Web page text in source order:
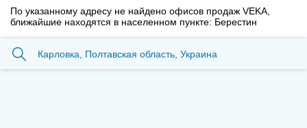
По указанному адресу не найдено офисов продаж VEKA,
ближайшие находятся в населенном пункте: Берестин